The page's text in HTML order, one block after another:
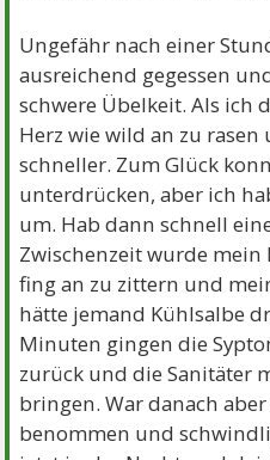
LG
Petra
Ungefähr nach einer
ausreichend gegessen
schwere Übelkeit. Als ich
Herz wie wild an zu
schneller. Zum Glück
unterdrücken, aber ich
um. Hab dann schnell
Zwischenzeit wurde
fing an zu zittern und
hätte jemand Kühlsalbe
Minuten gingen die
zurück und die Sanitäter
bringen. War danach
benommen und